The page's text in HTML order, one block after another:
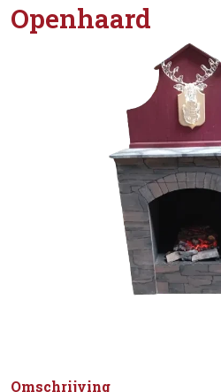
Openhaard
Omschrijving